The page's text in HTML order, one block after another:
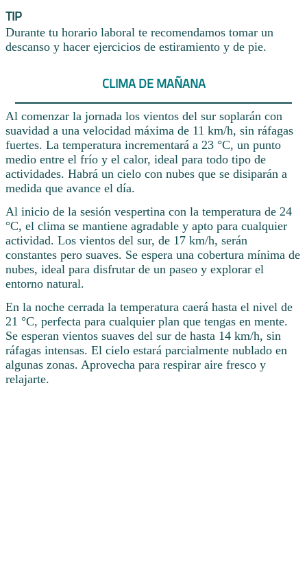
TIP
Durante tu horario laboral te recomendamos tomar un
descanso y hacer ejercicios de estiramiento y de pie.
CLIMA DE MAÑANA
Al comenzar la jornada los vientos del sur soplarán con
suavidad a una velocidad máxima de 11 km/h, sin ráfagas
fuertes. La temperatura incrementará a 23 °C, un punto
medio entre el frío y el calor, ideal para todo tipo de
actividades. Habrá un cielo con nubes que se disiparán a
medida que avance el día.
Al inicio de la sesión vespertina con la temperatura de 24
°C, el clima se mantiene agradable y apto para cualquier
actividad. Los vientos del sur, de 17 km/h, serán
constantes pero suaves. Se espera una cobertura mínima de
nubes, ideal para disfrutar de un paseo y explorar el
entorno natural.
En la noche cerrada la temperatura caerá hasta el nivel de
21 °C, perfecta para cualquier plan que tengas en mente.
Se esperan vientos suaves del sur de hasta 14 km/h, sin
ráfagas intensas. El cielo estará parcialmente nublado en
algunas zonas. Aprovecha para respirar aire fresco y
relajarte.